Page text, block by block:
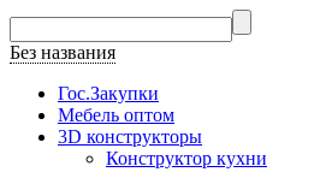
Без названия
Гос.Закупки
Мебель оптом
3D конструкторы
Конструктор кухни